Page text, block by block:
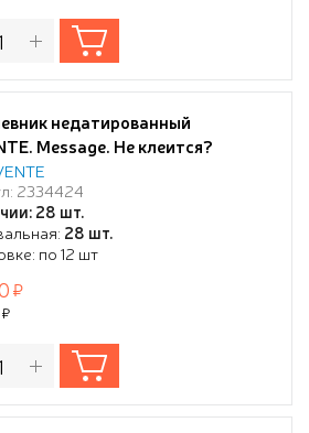
недатированный
Message. Не клеится?
A5 (145 ммx205 мм) 320 стр,
70 г/м², печать в 2 краски,
обложка из искусственной
поролоном, шелкография,
форзац, отсрочка,
закругленные у
2334424
28 шт.
28 шт.
по 12 шт